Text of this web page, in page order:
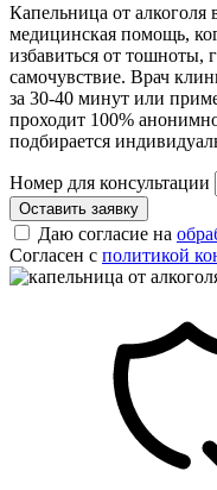
Капельница от алкоголя
медицинская помощь,
избавиться от тошноты,
самочувствие. Врач
за 30-40 минут или
проходит 100%
подбирается
Номер для консультации
Оставить заявку
Даю согласие на
Согласен с политикой